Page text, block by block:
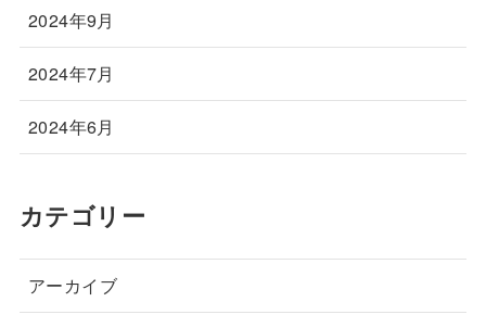
2024年9月
2024年7月
2024年6月
カテゴリー
アーカイブ